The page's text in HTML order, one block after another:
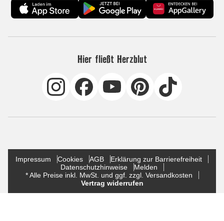
Hier fließt Herzblut
Impressum Cookies AGB
Erklärung zur Barrierefreiheit
Datenschutzhinweise
Melden
* Alle Preise inkl. MwSt. und ggf. zzgl. Versandkosten
Vertrag widerrufen